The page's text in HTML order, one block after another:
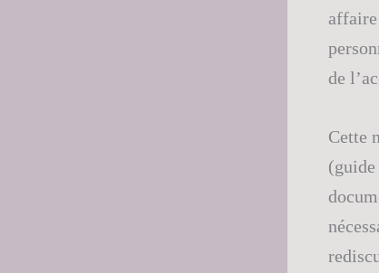
affaire
de
Cette
(guide